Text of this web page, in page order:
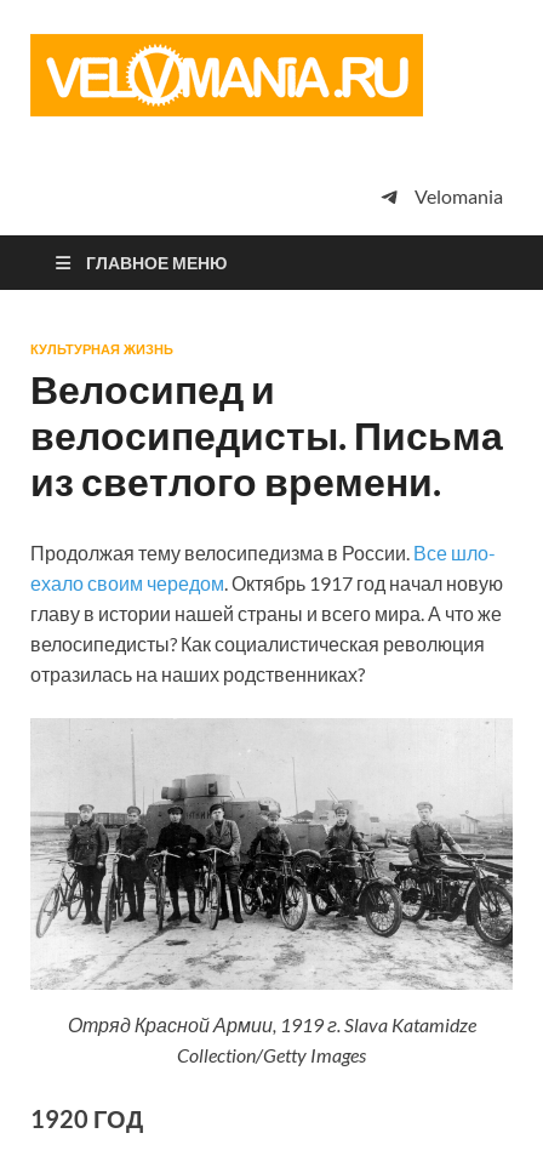
просто
Velomania
ГЛАВНОЕ МЕНЮ
КУЛЬТУРНАЯ ЖИЗНЬ
Велосипед и
велосипедисты. Письма
из светлого времени.
Продолжая тему велосипедизма в России. Все шло-
ехало своим чередом. Октябрь 1917 год начал новую
главу в истории нашей страны и всего мира. А что же
велосипедисты? Как социалистическая революция
отразилась на наших родственниках?
Отряд Красной Армии, 1919 г. Slava Katamidze
Collection/Getty Images
1920 ГОД